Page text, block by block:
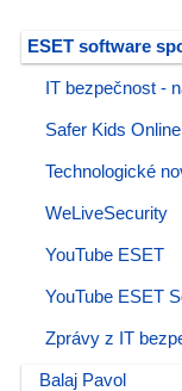
ESET software
IT bezpečnost -
Safer Kids Online
Technologické
WeLiveSecurity
YouTube ESET
YouTube ESET
Zprávy z IT
Balaj Pavol